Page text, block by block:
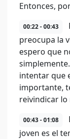
Entonces,
00:22 - 00:43
preocupa la
espero que
intentar que
importante,
reivindicar
00:43 - 01:08
joven es el